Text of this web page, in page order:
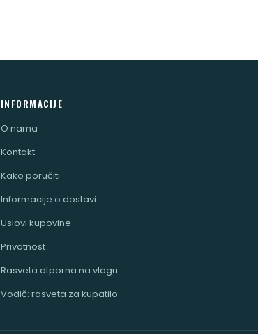
INFORMACIJE
O nama
Kontakt
Kako poručiti
Informacije o dostavi
Uslovi kupovine
Privatnost
Rasveta otporna na vlagu
Vodič: rasveta za kupatilo